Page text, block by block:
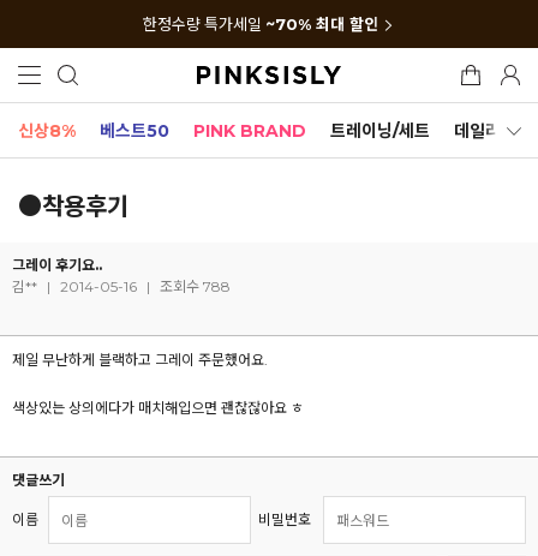
한정수량 특가세일 ~70% 최대 할인
신상8% 베스트50 PINK BRAND 트레이닝/세트 데일리세트
●착용후기
그레이 후기요..
김** | 2014-05-16 | 조회수 788
제일 무난하게 블랙하고 그레이 주문했어요.
색상있는 상의에다가 매치해입으면 괜찮잖아요 ㅎ
댓글쓰기
이름 비밀번호